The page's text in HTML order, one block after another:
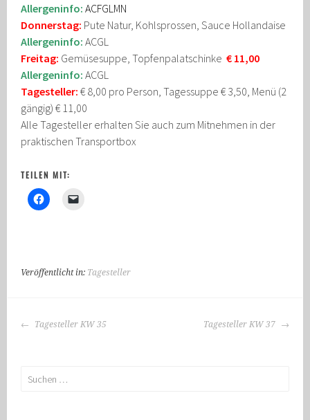
Allergeninfo:ACFGLMN
Donnerstag: Pute Natur, Kohlsprossen, Sauce Hollandaise
Allergeninfo:ACGL
Freitag: Gemüsesuppe, Topfenpalatschinke€ 11,00
Allergeninfo:ACGL
Tagesteller: € 8,00 pro Person, Tagessuppe € 3,50, Menü (2
gängig) € 11,00
Alle Tagesteller erhalten Sie auch zum Mitnehmen in der
praktischen Transportbox
TEILEN MIT:
Veröffentlicht in: Tagesteller
BEITRAGS-
Tagesteller KW 35 Tagesteller KW 37
Suchen